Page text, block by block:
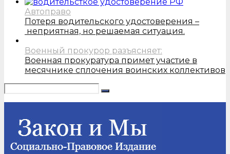
Автоправо
Потеря водительского удостоверения –
неприятная, но решаемая ситуация.
Военный прокурор разъясняет:
Военная прокуратура примет участие в
месячнике сплочения воинских коллективов